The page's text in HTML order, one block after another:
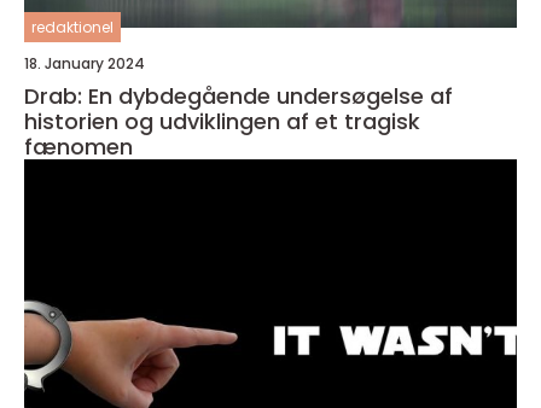
redaktionel
18. January 2024
Drab: En dybdegående undersøgelse af
historien og udviklingen af et tragisk
fænomen